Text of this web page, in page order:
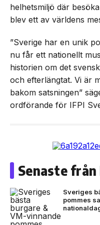
helhetsmiljö där
blev ett av världens
”Sverige har en unik
nu får ett nationellt
historien om det
och efterlängtat. Vi är
bakom satsningen”
ordförande för IFPI
Senaste från
Sveriges
pommes